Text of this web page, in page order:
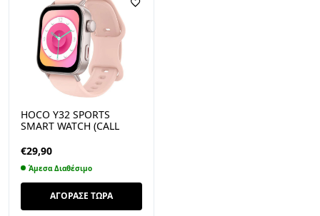
HOCO Y32 SPORTS
SMART WATCH (CALL
€29,90
Άμεσα Διαθέσιμο
ΑΓΟΡΑΣΕ ΤΩΡΑ